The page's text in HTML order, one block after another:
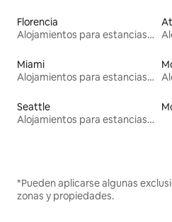
Florencia
Alojamientos para estancias largas
Miami
Alojamientos para estancias largas
Seattle
Alojamientos para estancias largas
*Pueden aplicarse algunas
zonas y propiedades.